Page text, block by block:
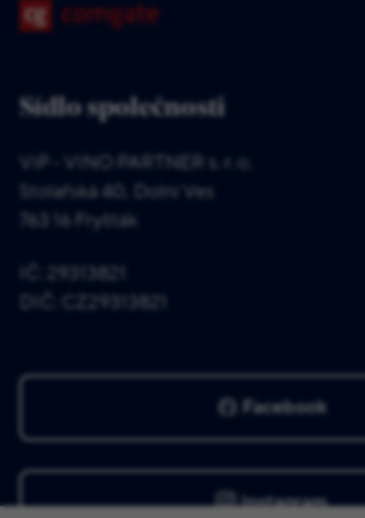
Sídlo společnosti
ViP - VINO PARTNER s. r. o.
Stolařská 40, Dolní Ves
763 16 Fryšták
IČ: 29313821
DIČ: CZ29313821
Facebook
Instagram